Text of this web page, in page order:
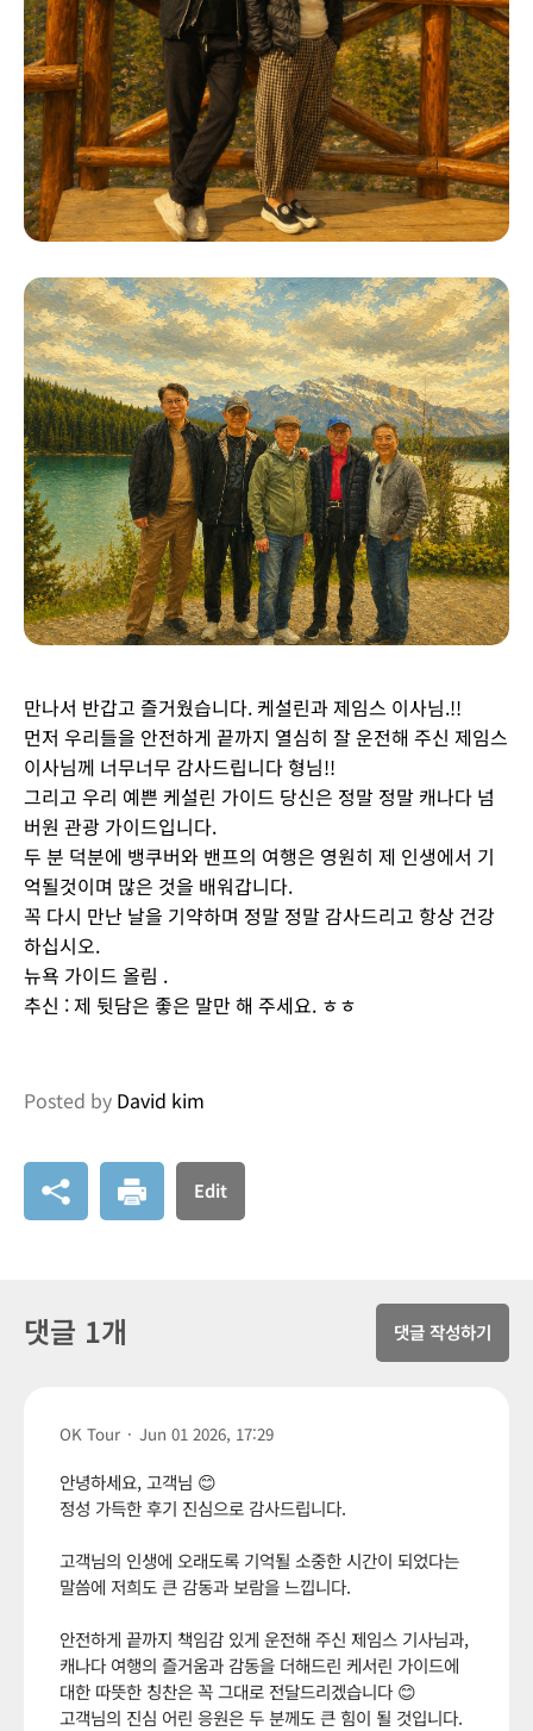
만나서 반갑고 즐거웠습니다. 케설린과 제임스 이사님.!!
먼저 우리들을 안전하게 끝까지 열심히 잘 운전해 주신 제임스
이사님께 너무너무 감사드립니다 형님!!
그리고 우리 예쁜 케설린 가이드 당신은 정말 정말 캐나다 넘
버원 관광 가이드입니다.
두 분 덕분에 뱅쿠버와 밴프의 여행은 영원히 제 인생에서 기
억될것이며 많은 것을 배워갑니다.
꼭 다시 만난 날을 기약하며 정말 정말 감사드리고 항상 건강
하십시오.
뉴욕 가이드 올림 .
추신 : 제 뒷담은 좋은 말만 해 주세요. ㅎㅎ
Posted by David kim
Edit
댓글 1개 댓글 작성하기
OK Tour · Jun 01 2026, 17:29
안녕하세요, 고객님 😊
정성 가득한 후기 진심으로 감사드립니다.
고객님의 인생에 오래도록 기억될 소중한 시간이 되었다는
말씀에 저희도 큰 감동과 보람을 느낍니다.
안전하게 끝까지 책임감 있게 운전해 주신 제임스 기사님과,
캐나다 여행의 즐거움과 감동을 더해드린 케서린 가이드에
대한 따뜻한 칭찬은 꼭 그대로 전달드리겠습니다 😊
고객님의 진심 어린 응원은 두 분께도 큰 힘이 될 것입니다.